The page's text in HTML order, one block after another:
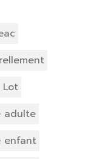
Lot
adulte
enfant